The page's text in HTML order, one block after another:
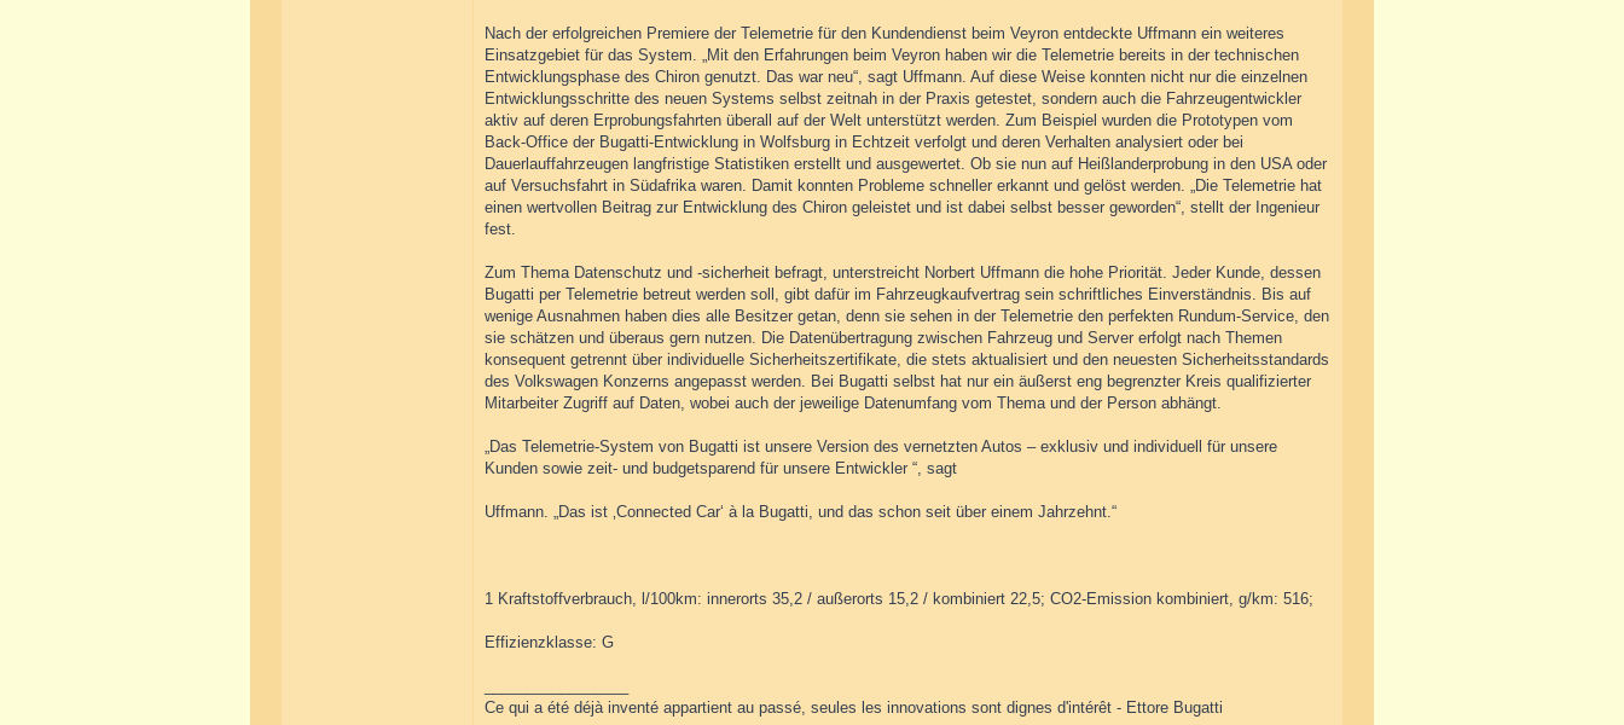
Nach der erfolgreichen Premiere der Telemetrie für den Kundendienst beim Veyron entdeckte Uffmann ein weiteres
Einsatzgebiet für das System. „Mit den Erfahrungen beim Veyron haben wir die Telemetrie bereits in der technischen
Entwicklungsphase des Chiron genutzt. Das war neu“, sagt Uffmann. Auf diese Weise konnten nicht nur die einzelnen
Entwicklungsschritte des neuen Systems selbst zeitnah in der Praxis getestet, sondern auch die Fahrzeugentwickler
aktiv auf deren Erprobungsfahrten überall auf der Welt unterstützt werden. Zum Beispiel wurden die Prototypen vom
Back-Office der Bugatti-Entwicklung in Wolfsburg in Echtzeit verfolgt und deren Verhalten analysiert oder bei
Dauerlauffahrzeugen langfristige Statistiken erstellt und ausgewertet. Ob sie nun auf Heißlanderprobung in den USA oder
auf Versuchsfahrt in Südafrika waren. Damit konnten Probleme schneller erkannt und gelöst werden. „Die Telemetrie hat
einen wertvollen Beitrag zur Entwicklung des Chiron geleistet und ist dabei selbst besser geworden“, stellt der Ingenieur
fest.
Zum Thema Datenschutz und -sicherheit befragt, unterstreicht Norbert Uffmann die hohe Priorität. Jeder Kunde, dessen
Bugatti per Telemetrie betreut werden soll, gibt dafür im Fahrzeugkaufvertrag sein schriftliches Einverständnis. Bis auf
wenige Ausnahmen haben dies alle Besitzer getan, denn sie sehen in der Telemetrie den perfekten Rundum-Service, den
sie schätzen und überaus gern nutzen. Die Datenübertragung zwischen Fahrzeug und Server erfolgt nach Themen
konsequent getrennt über individuelle Sicherheitszertifikate, die stets aktualisiert und den neuesten Sicherheitsstandards
des Volkswagen Konzerns angepasst werden. Bei Bugatti selbst hat nur ein äußerst eng begrenzter Kreis qualifizierter
Mitarbeiter Zugriff auf Daten, wobei auch der jeweilige Datenumfang vom Thema und der Person abhängt.
„Das Telemetrie-System von Bugatti ist unsere Version des vernetzten Autos – exklusiv und individuell für unsere
Kunden sowie zeit- und budgetsparend für unsere Entwickler “, sagt
Uffmann. „Das ist ‚Connected Car‘ à la Bugatti, und das schon seit über einem Jahrzehnt.“
1 Kraftstoffverbrauch, l/100km: innerorts 35,2 / außerorts 15,2 / kombiniert 22,5; CO2-Emission kombiniert, g/km: 516;
Effizienzklasse: G
Ce qui a été déjà inventé appartient au passé, seules les innovations sont dignes d'intérêt - Ettore Bugatti